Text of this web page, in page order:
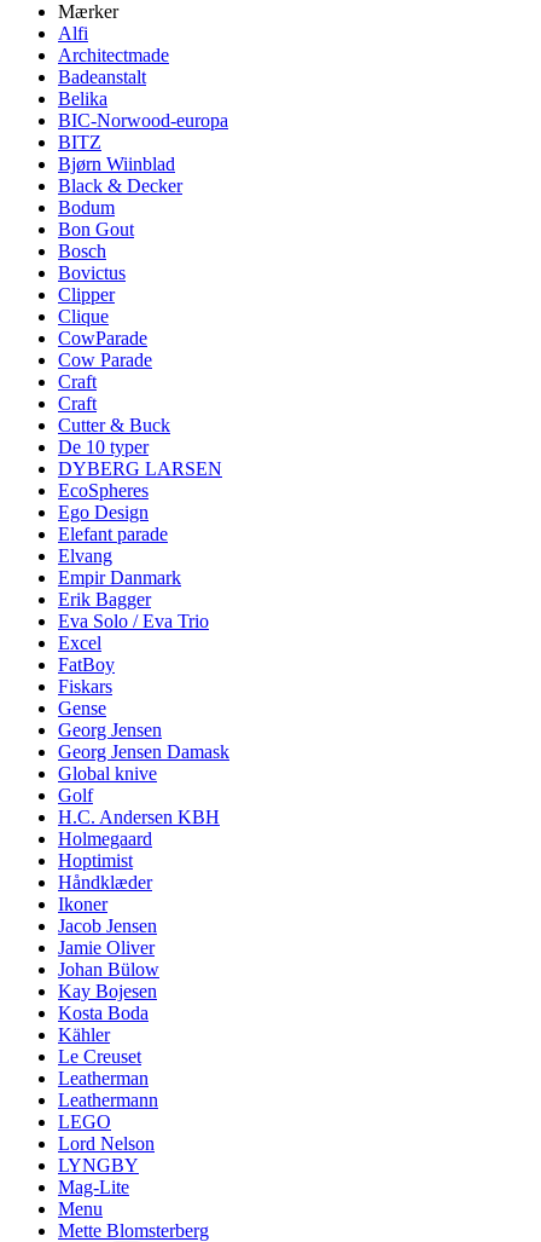
Mærker
Alfi
Architectmade
Badeanstalt
Belika
BIC-Norwood-europa
BITZ
Bjørn Wiinblad
Black & Decker
Bodum
Bon Gout
Bosch
Bovictus
Clipper
Clique
CowParade
Cow Parade
Craft
Craft
Cutter & Buck
De 10 typer
DYBERG LARSEN
EcoSpheres
Ego Design
Elefant parade
Elvang
Empir Danmark
Erik Bagger
Eva Solo / Eva Trio
Excel
FatBoy
Fiskars
Gense
Georg Jensen
Georg Jensen Damask
Global knive
Golf
H.C. Andersen KBH
Holmegaard
Hoptimist
Håndklæder
Ikoner
Jacob Jensen
Jamie Oliver
Johan Bülow
Kay Bojesen
Kosta Boda
Kähler
Le Creuset
Leatherman
Leathermann
LEGO
Lord Nelson
LYNGBY
Mag-Lite
Menu
Mette Blomsterberg